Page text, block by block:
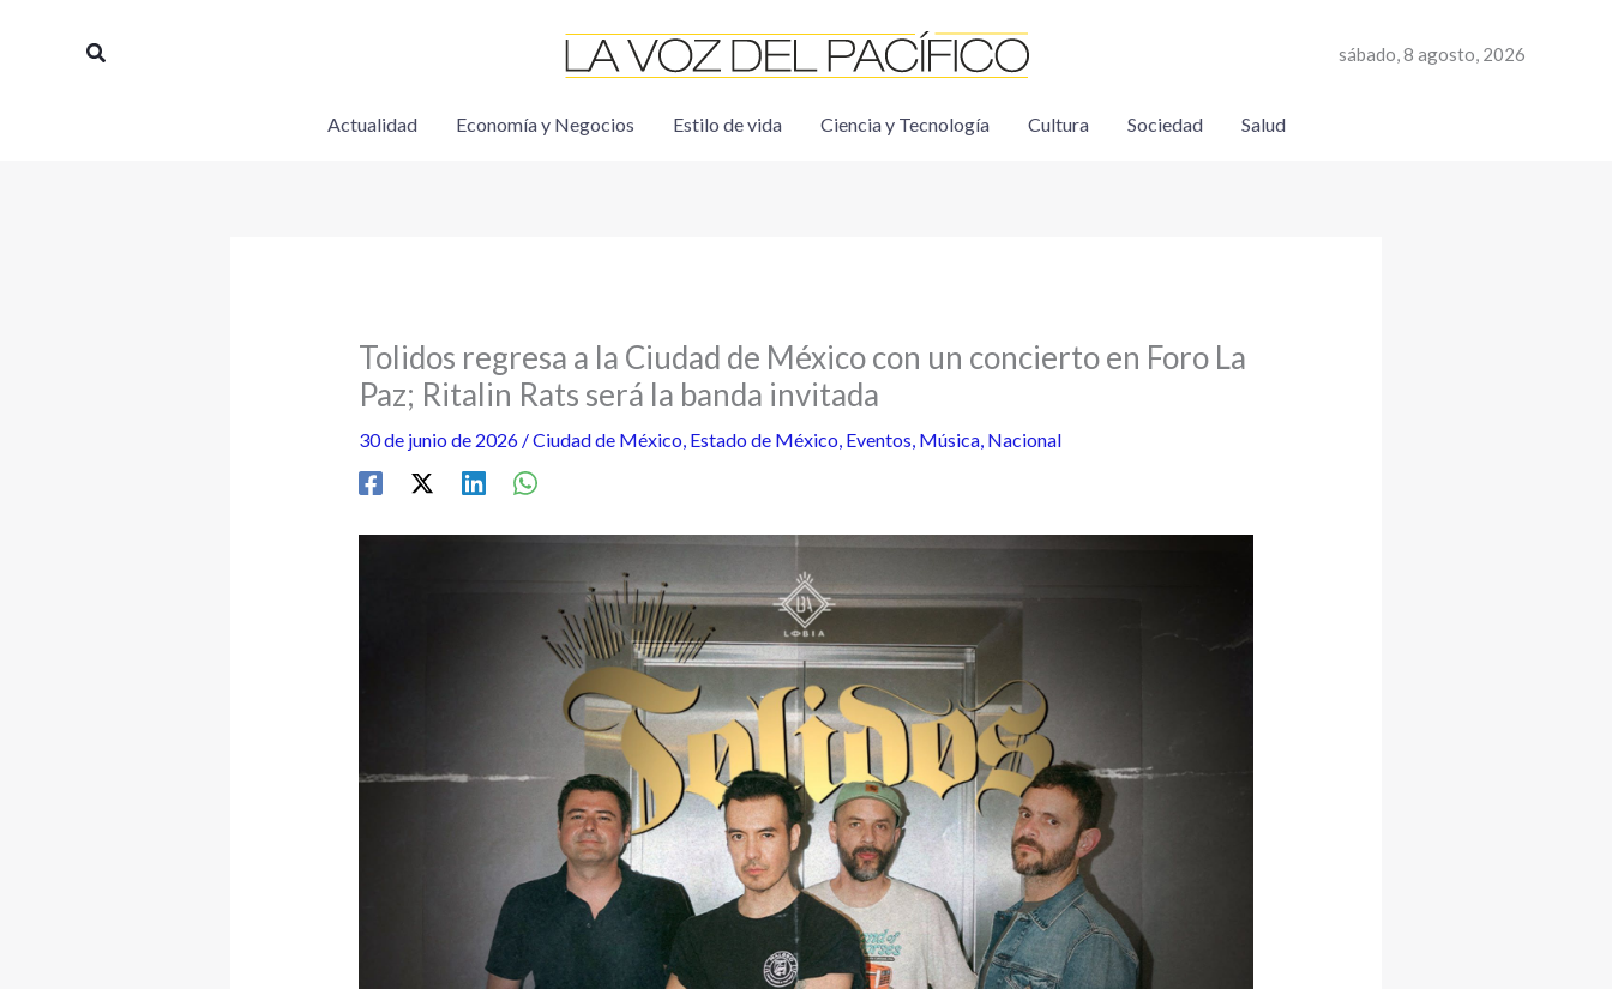
Buscar sábado, 8 agosto, 2026
Actualidad Economía y Negocios Estilo de vida Ciencia y Tecnología Cultura Sociedad Salud
Tolidos regresa a la Ciudad de México con un concierto en Foro La
Paz; Ritalin Rats será la banda invitada
30 de junio de 2026 /Ciudad de México, Estado de México, Eventos, Música, Nacional